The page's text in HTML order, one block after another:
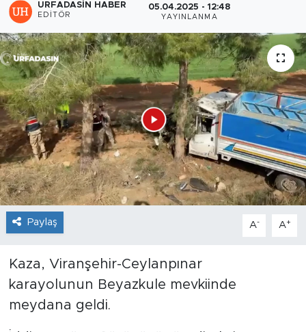
URFADASIN HABER
EDITÖR
05.04.2025 - 12:48
YAYINLANMA
Paylaş A- A+
Kaza, Viranşehir-Ceylanpınar
karayolunun Beyazkule mevkiinde
meydana geldi.